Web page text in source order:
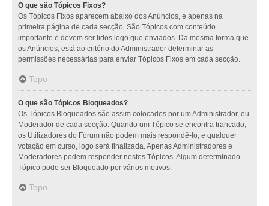
O que são Tópicos Fixos?
Os Tópicos Fixos aparecem abaixo dos Anúncios, e apenas na
primeira página de cada secção. São Tópicos com conteúdo
importante e devem ser lidos logo que enviados. Da mesma forma que
os Anúncios, está ao critério do Administrador determinar as
permissões necessárias para enviar Tópicos Fixos em cada secção.
Topo
O que são Tópicos Bloqueados?
Os Tópicos Bloqueados são assim colocados por um Administrador, ou
Moderador de cada secção. Quando um Tópico se encontra trancado,
os Utilizadores do Fórum não podem mais respondê-lo, e qualquer
votação em curso, logo será finalizada. Apenas Administradores e
Moderadores podem responder nestes Tópicos. Algum determinado
Tópico pode ser Bloqueado por vários motivos.
Topo